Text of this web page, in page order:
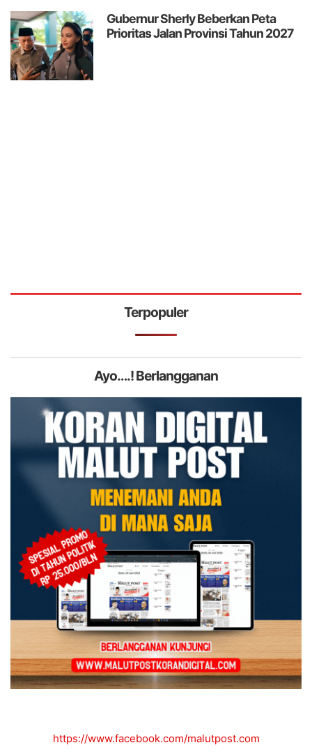
Gubernur Sherly Beberkan Peta
Prioritas Jalan Provinsi Tahun 2027
Terpopuler
Ayo….! Berlangganan
https://www.facebook.com/malutpost.com